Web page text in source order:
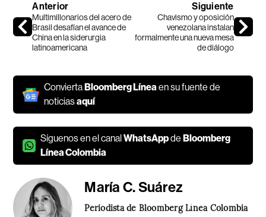
Anterior
Multimillonarios del acero de
Brasil desafían el avance de
China en la siderurgia
latinoamericana
Siguiente
Chavismo y oposición
venezolana instalan
formalmente una nueva mesa
de diálogo
Convierta Bloomberg Líneaen su fuente de
noticiasaquí
Síguenos en el canalWhatsAppde Bloomberg
Línea Colombia
María C. Suárez
Periodista de Bloomberg Línea Colombia